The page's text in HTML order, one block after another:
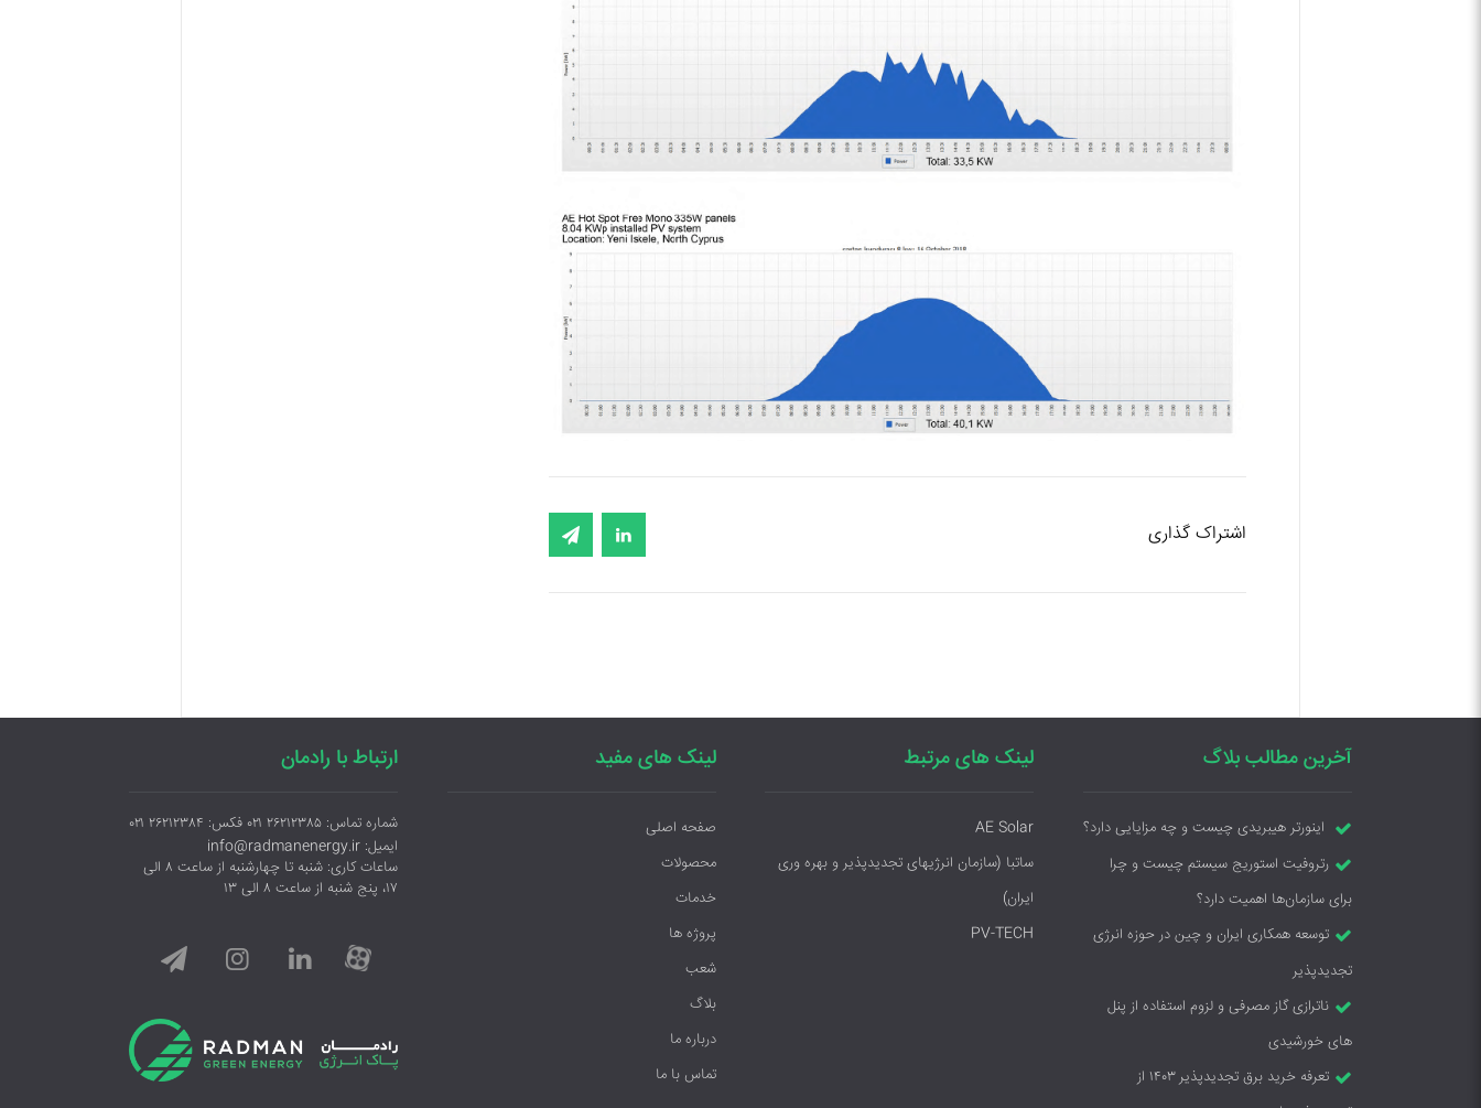
اشتراک گذاری
آخرین مطالب بلاگ
اینورتر هیبریدی چیست و چه مزایایی دارد؟
رتروفیت استوریج سیستم چیست و چرا
برای سازمان‌ها اهمیت دارد؟
توسعه همکاری ایران و چین در حوزه انرژی
تجدیدپذیر
ناترازی گاز مصرفی و لزوم استفاده از پنل
های خورشیدی
تعرفه خرید برق تجدیدپذیر ۱۴۰۳ از
لینک های مرتبط
AE Solar
ساتبا (سازمان انرژیهای تجدیدپذیر و بهره وری
ایران)
PV-TECH
لینک های مفید
صفحه اصلی
محصولات
خدمات
پروژه ها
شعب
بلاگ
درباره ما
تماس با ما
ارتباط با رادمان
شماره تماس: ۲۶۲۱۲۳۸۵ ۰۲۱ فکس: ۲۶۲۱۲۳۸۴ ۰۲۱
ایمیل: info@radmanenergy.ir
ساعات کاری: شنبه تا چهارشنبه از ساعت ۸ الی
۱۷، پنج شنبه از ساعت ۸ الی ۱۳